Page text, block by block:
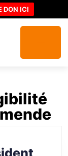
DON ICI